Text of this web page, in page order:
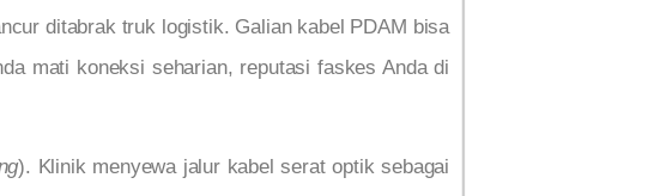
ditabrak truk logistik. Galian kabel PDAM bisa
mati koneksi seharian, reputasi faskes Anda di
). Klinik menyewa jalur kabel serat optik sebagai